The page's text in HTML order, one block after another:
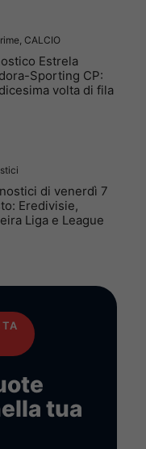
CALCIO
Estrela
Sporting CP:
volta di fila
di venerdì 7
Eredivisie,
Liga e League
tua